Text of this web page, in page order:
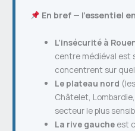
En bref — l’essentiel
L’insécurité à
centre médiéval est
concentrent sur
Le plateau nord
Châtelet,
secteur le plus
La rive gauche est